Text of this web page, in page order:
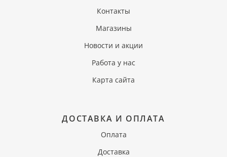
Контакты
Магазины
Новости и акции
Работа у нас
Карта сайта
ДОСТАВКА И ОПЛАТА
Оплата
Доставка